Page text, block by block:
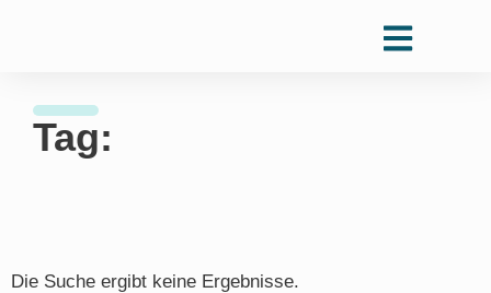
Tag:
Die Suche ergibt keine Ergebnisse.